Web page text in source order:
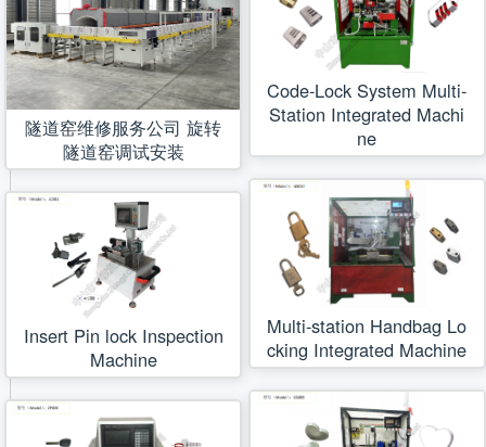
隧道窑维修服务公司 旋转
隧道窑调试安装
Insert Pin lock Inspection
Machine
Code-Lock System Multi-
Station Integrated Machi
ne
Multi-station Handbag Lo
cking Integrated Machine